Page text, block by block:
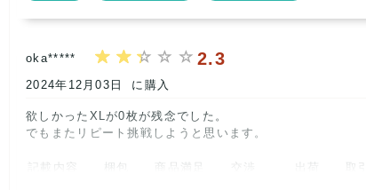
oka***** 2.3
2024年12月03日
に購入
欲しかったXLが0枚が残念でした。
でもまたリピート挑戦しようと思います。
記載内容
梱包
商品満足
交渉
出荷
取